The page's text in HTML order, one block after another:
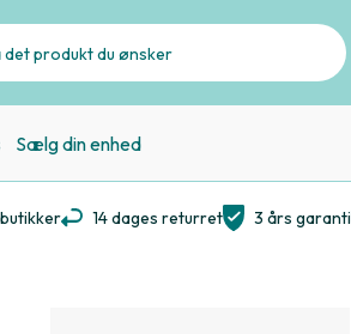
Sælg din enhed
14 dages returret 3 års garanti